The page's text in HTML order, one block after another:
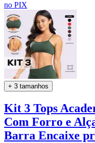
no PIX
+ 3 tamanhos
Kit 3 Tops
Com Forro e
Barra Encaixe